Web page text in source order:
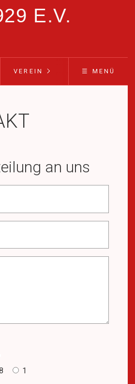
E.V.
VEREIN ☰ MENÜ
an uns
1